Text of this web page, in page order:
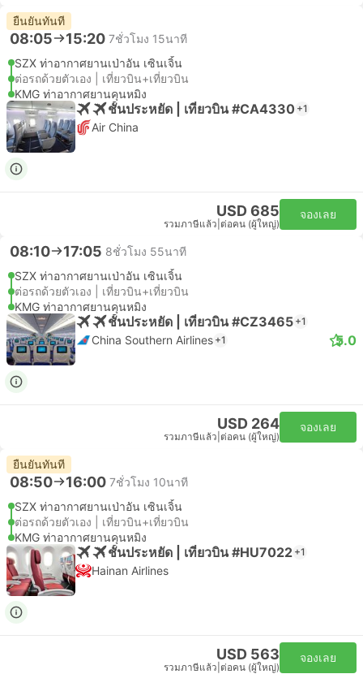
ยืนยันทันที
08:05 15:20 7ชั่วโมง 15นาที
SZX ท่าอากาศยานเป่าอัน เซินเจิ้น
ต่อรถด้วยตัวเอง | เที่ยวบิน+เที่ยวบิน
KMG ท่าอากาศยานคุนหมิง
ชั้นประหยัด | เที่ยวบิน #CA4330 +1
Air China
USD 685
รวมภาษีแล้ว ต่อคน (ผู้ใหญ่)
จองเลย
08:10 17:05 8ชั่วโมง 55นาที
SZX ท่าอากาศยานเป่าอัน เซินเจิ้น
ต่อรถด้วยตัวเอง | เที่ยวบิน+เที่ยวบิน
KMG ท่าอากาศยานคุนหมิง
ชั้นประหยัด | เที่ยวบิน #CZ3465 +1
China Southern Airlines +1 5.0
USD 264
รวมภาษีแล้ว ต่อคน (ผู้ใหญ่)
จองเลย
ยืนยันทันที
08:50 16:00 7ชั่วโมง 10นาที
SZX ท่าอากาศยานเป่าอัน เซินเจิ้น
ต่อรถด้วยตัวเอง | เที่ยวบิน+เที่ยวบิน
KMG ท่าอากาศยานคุนหมิง
ชั้นประหยัด | เที่ยวบิน #HU7022 +1
Hainan Airlines
USD 563
รวมภาษีแล้ว ต่อคน (ผู้ใหญ่)
จองเลย